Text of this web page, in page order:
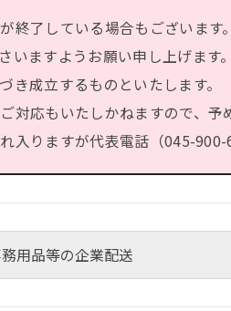
終了している場合もございま
ますようお願い申し上げます。
き成立するものといたします。
対応もいたしかねますので、予
入りますが代表電話（045-